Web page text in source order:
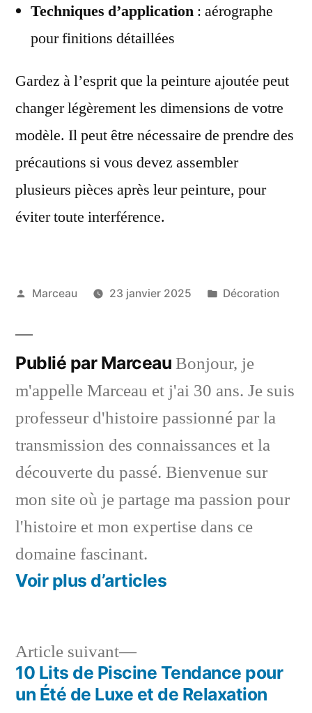
Techniques d’application : aérographe
pour finitions détaillées
Gardez à l’esprit que la peinture ajoutée peut
changer légèrement les dimensions de votre
modèle. Il peut être nécessaire de prendre des
précautions si vous devez assembler
plusieurs pièces après leur peinture, pour
éviter toute interférence.
Publié
Marceau 23 janvier 2025
Publié
Décoration
Publié par Marceau Bonjour, je
m'appelle Marceau et j'ai 30 ans. Je suis
professeur d'histoire passionné par la
transmission des connaissances et la
découverte du passé. Bienvenue sur
mon site où je partage ma passion pour
l'histoire et mon expertise dans ce
domaine fascinant.
Voir plus d’articles
Navigation
Article suivant
Article
suivant :
10 Lits de Piscine Tendance pour
un Été de Luxe et de Relaxation